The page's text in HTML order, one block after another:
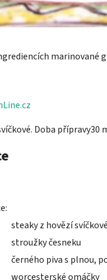
marinované
Doba
steaky z hovězí
stroužky česneku
černého piva s plnou,
worcesterské omáčky